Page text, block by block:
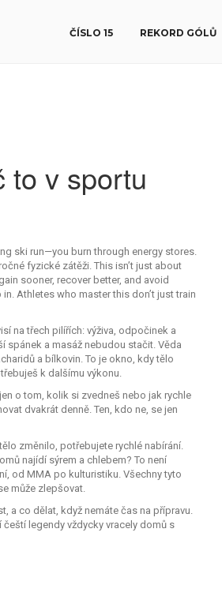
ČÍSLO 15 REKORD GÓLŮ
to v sportu
ski run—you burn through energy stores.
fyzické zátěži. This isn’t just about
sooner, recover better, and avoid
Athletes who master this don’t just train
na třech pilířích: výživa, odpočinek a
spánek a masáž nebudou stačit. Věda
a bílkovin. To je okno, kdy tělo
k dalšímu výkonu.
o tom, kolik si zvedneš nebo jak rychle
dvakrát denně. Ten, kdo ne, se jen
změnilo, potřebujete rychlé nabírání.
najídí sýrem a chlebem? To není
od MMA po kulturistiku. Všechny tyto
může zlepšovat.
a co dělat, když nemáte čas na přípravu.
legendy vždycky vracely domů s